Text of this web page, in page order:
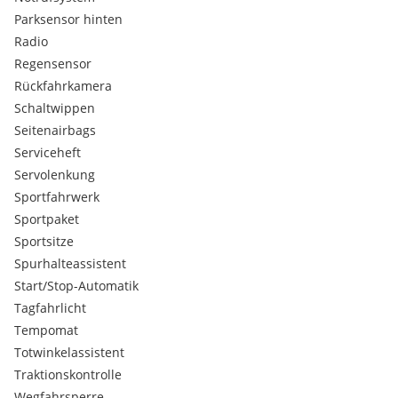
verstellbar
Lenkrad (Sport/Leder M-Technic) mit Multifunktion
Lenkrad mit Schaltwippen/-tasten
Licht- und Regensensor
M Interieurdekor Aluminium Feinschliff
M Sport Pro Paket
Metallic-Lackierung
Mild-Hybrid 223 kW (Motor 3.0 Ltr. - 223 kW)
Park-Assistent
Parkassistent-Paket Plus
Personalisierungssystem (Personal eSIM)
Post-Crash-System (PC-iBrake)
Radioempfang digital (DAB+)
Reifen-Reparaturset Plus (Mobility-Pack)
Reifendruck-Kontrollsystem
Rückfahr-Assistent
Rückfahrhilfe Notbremsfunktion (Active PDC)
Rückfahrkamera
Schadstoffarm nach Abgasnorm Euro 6e
Scheibenwischer mit Regensensor
Parksensor hinten
Radio
Regensensor
Rückfahrkamera
Schaltwippen
Seitenairbags
Serviceheft
Servolenkung
Sportfahrwerk
Sportpaket
Sportsitze
Spurhalteassistent
Start/Stop-Automatik
Tagfahrlicht
Tempomat
Totwinkelassistent
Traktionskontrolle